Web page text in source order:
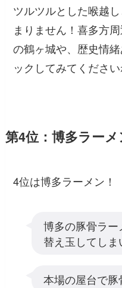
ツルツルとした喉越
まりません！喜多方
の鶴ヶ城や、歴史情
ックしてみてください
第4位：博多ラーメ
4位は博多ラーメン！
博多の豚骨ラ
替え玉してしま
本場の屋台で